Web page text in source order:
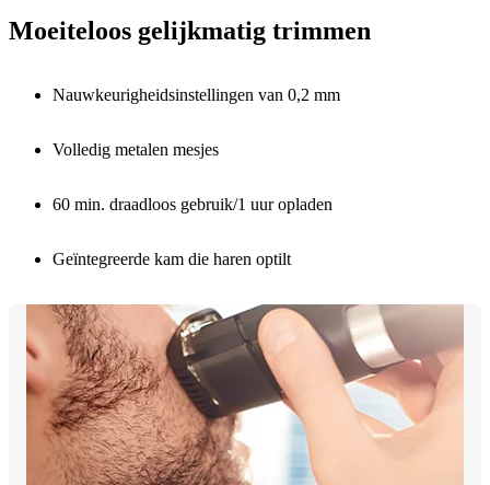
Moeiteloos gelijkmatig trimmen
Nauwkeurigheidsinstellingen van 0,2 mm
Volledig metalen mesjes
60 min. draadloos gebruik/1 uur opladen
Geïntegreerde kam die haren optilt